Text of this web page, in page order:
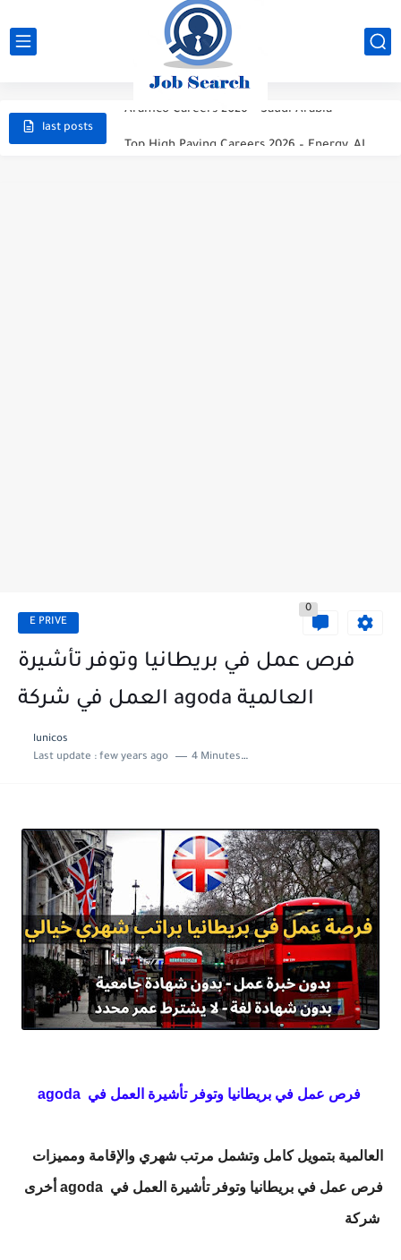
last posts
STC Careers 2026 – Saudi Arabia
Aramco Careers 2026 – Saudi Arabia
E PRIVE
0
فرص عمل في بريطانيا وتوفر تأشيرة
العمل في شركة agoda العالمية
lunicos
Last update : few years ago 4 Minutes to read
agoda فرص عمل في بريطانيا وتوفر تأشيرة العمل في
العالمية بتمويل كامل وتشمل مرتب شهري والإقامة ومميزات
أخرى agoda فرص عمل في بريطانيا وتوفر تأشيرة العمل في